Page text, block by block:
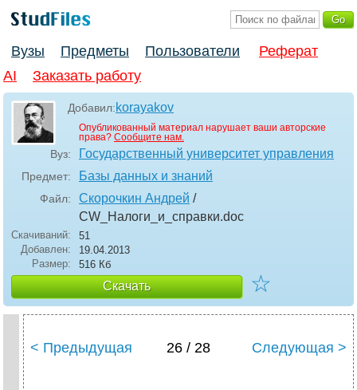
Вузы Предметы Пользователи
Реферат
AI
Заказать работу
Добавил:korayakov
Опубликованный материал нарушает ваши авторские
права? Сообщите нам.
Вуз: Государственный университет управления
Предмет: Базы данных и знаний
Файл: Скорочкин Андрей /
CW_Налоги_и_справки.doc
Скачиваний:
51
Добавлен:
19.04.2013
Размер:
516 Кб
Скачать ☆
< Предыдущая 26 / 28 Следующая >